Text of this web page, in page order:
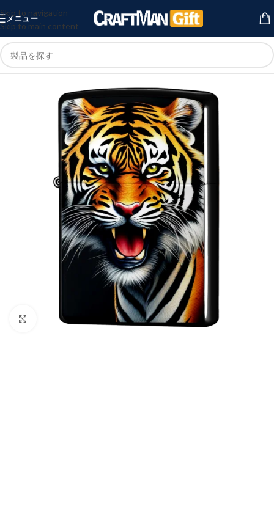
Skip to navigation
Skip to main content
メニュー
クリックして拡大